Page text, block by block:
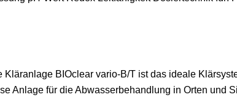
Kläranlage BIOclear vario-B/T ist das ideale
Anlage für die Abwasserbehandlung in Orten und